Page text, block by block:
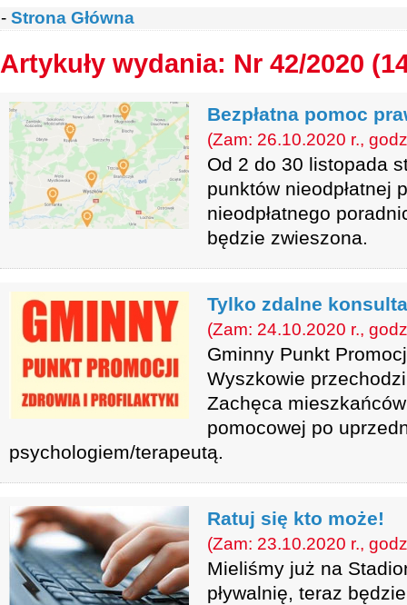
- Strona Główna
Artykuły wydania: Nr 42/2020
Bezpłatna pomoc
(Zam: 26.10.2020 r.,
Od 2 do 30 listopada
punktów nieodpłatnej
nieodpłatnego
będzie zwieszona.
Tylko zdalne
(Zam: 24.10.2020 r.,
Gminny Punkt
Wyszkowie
Zachęca
pomocowej po
psychologiem/terapeutą.
Ratuj się kto może!
(Zam: 23.10.2020 r.,
Mieliśmy już na
pływalnię, teraz